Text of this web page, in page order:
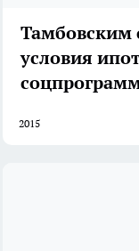
Тамбовским
условия
2015